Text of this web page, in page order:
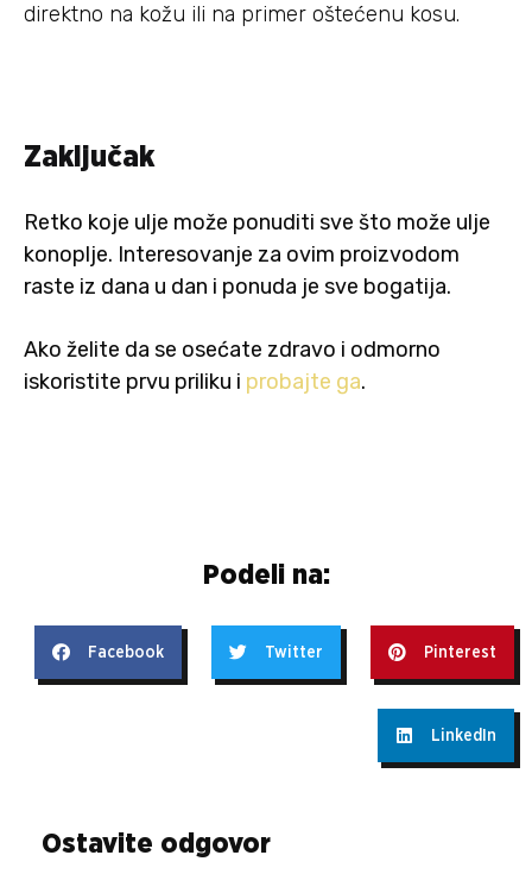
direktno na kožu ili na primer oštećenu kosu.
Zaključak
Retko koje ulje može ponuditi sve što može ulje
konoplje. Interesovanje za ovim proizvodom
raste iz dana u dan i ponuda je sve bogatija.
Ako želite da se osećate zdravo i odmorno
iskoristite prvu priliku i probajte ga.
Podeli na:
Facebook Twitter Pinterest
LinkedIn
Ostavite odgovor